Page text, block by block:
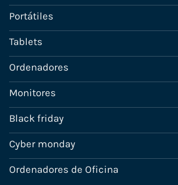
Portátiles
Tablets
Ordenadores
Monitores
Black friday
Cyber monday
Ordenadores de Oficina